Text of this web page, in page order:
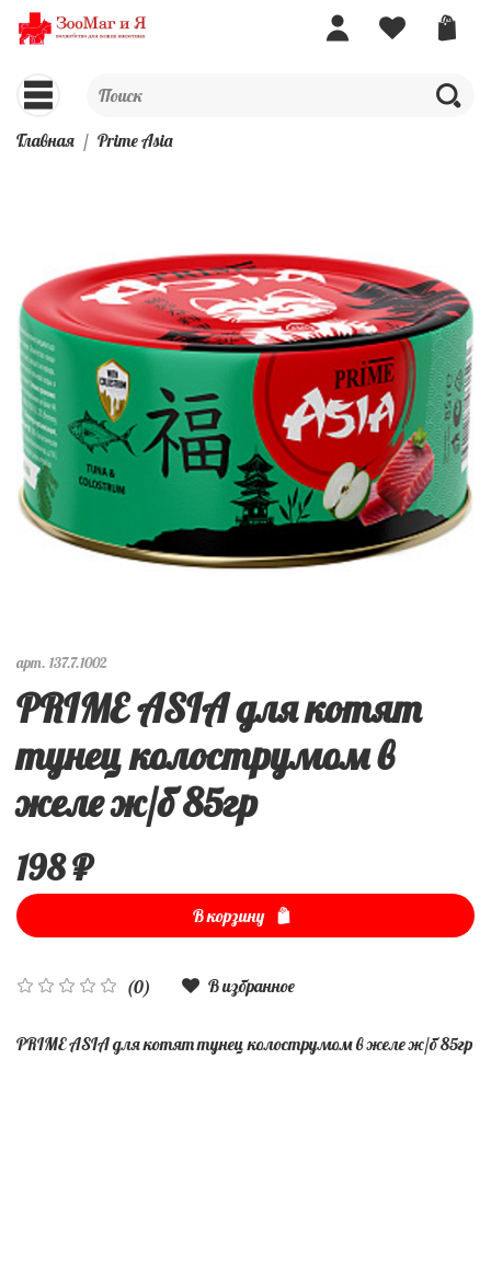
Главная Prime Asia
арт. 137.7.1002
PRIME ASIA для котят
тунец колострумом в
желе ж/б 85гр
(0) В избранное
198 ₽
В корзину
PRIME ASIA для котят тунец колострумом в желе ж/б 85гр